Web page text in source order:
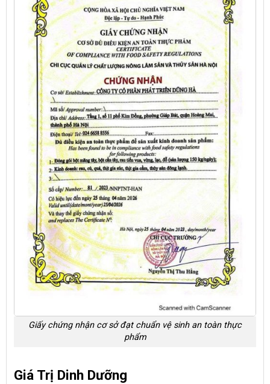
Giấy chứng nhận cơ sở đạt chuẩn vệ sinh an toàn thực
phẩm
Giá Trị Dinh Dưỡng